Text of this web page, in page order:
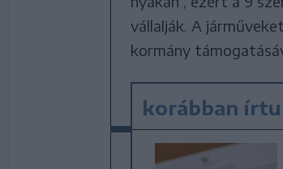
vállalják. A
kormány
korábban